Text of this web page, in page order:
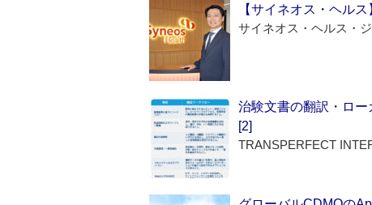
【サイネオス・ヘル
サイネオス・ヘルス・
治験文書の翻訳・ロ
[2]
TRANSPERFECT